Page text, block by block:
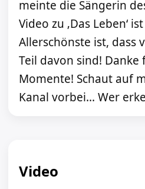
meinte die Sängerin
Video zu ‚Das Leben‘
Allerschönste ist, dass
Teil davon sind!
Momente! Schaut auf
Kanal vorbei... Wer
Video